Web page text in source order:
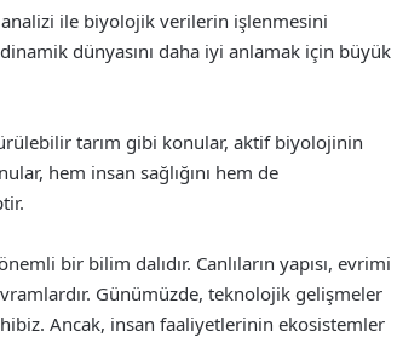
ile biyolojik verilerin işlenmesini
dinamik dünyasını daha iyi anlamak için büyük
tarım gibi konular, aktif biyolojinin
hem insan sağlığını hem de
bir bilim dalıdır. Canlıların yapısı, evrimi
Günümüzde, teknolojik gelişmeler
Ancak, insan faaliyetlerinin ekosistemler